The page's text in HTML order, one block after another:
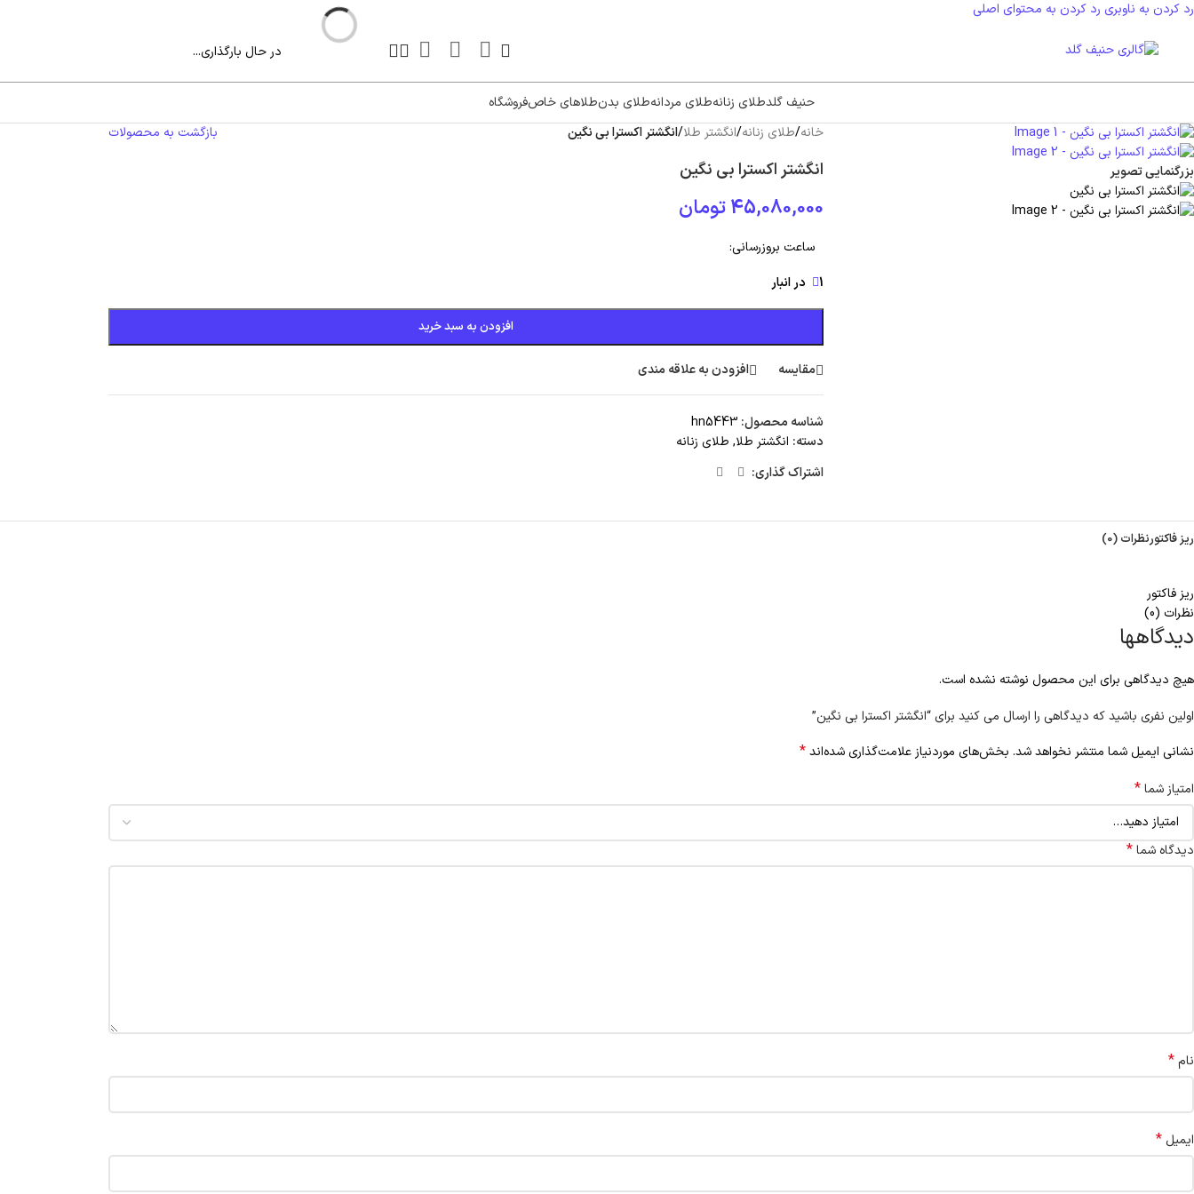
رد کردن به ناوبری رد کردن به محتوای اصلی
در حال بارگذاری...
حنیف گلدطلای زنانهطلای مردانهطلای بدنطلاهای خاصفروشگاه
بزرگنمایی تصویر
خانه/طلای زنانه/انگشتر طلا/انگشتر اکسترا بی نگین بازگشت به محصولات
انگشتر اکسترا بی نگین
45,080,000تومان
ساعت بروزرسانی:
1 در انبار
افزودن به سبد خرید
مقایسه افزودن به علاقه مندی
شناسه محصول: hn5443
دسته: انگشتر طلا, طلای زنانه
اشتراک گذاری:
ریز فاکتورنظرات (0)
ریز فاکتور
نظرات (0)
دیدگاهها
هیچ دیدگاهی برای این محصول نوشته نشده است.
اولین نفری باشید که دیدگاهی را ارسال می کنید برای “انگشتر اکسترا بی نگین”
نشانی ایمیل شما منتشر نخواهد شد. بخش‌های موردنیاز علامت‌گذاری شده‌اند*
امتیاز شما*
دیدگاه شما*
نام*
ایمیل *